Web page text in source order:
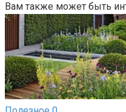
Вам также может быть